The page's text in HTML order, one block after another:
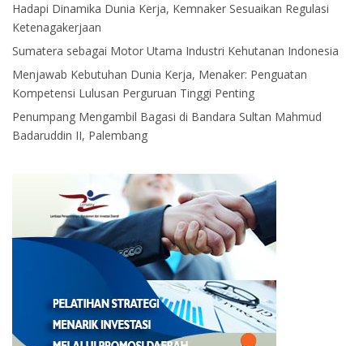
Hadapi Dinamika Dunia Kerja, Kemnaker Sesuaikan Regulasi
Ketenagakerjaan
Sumatera sebagai Motor Utama Industri Kehutanan Indonesia
Menjawab Kebutuhan Dunia Kerja, Menaker: Penguatan
Kompetensi Lulusan Perguruan Tinggi Penting
Penumpang Mengambil Bagasi di Bandara Sultan Mahmud
Badaruddin II, Palembang